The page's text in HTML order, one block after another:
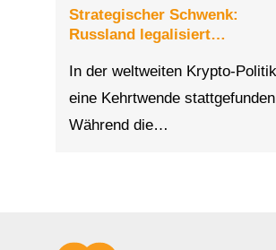
Strategischer Schwenk:
Russland legalisiert…
In der weltweiten Krypto-
eine Kehrtwende
Während die…